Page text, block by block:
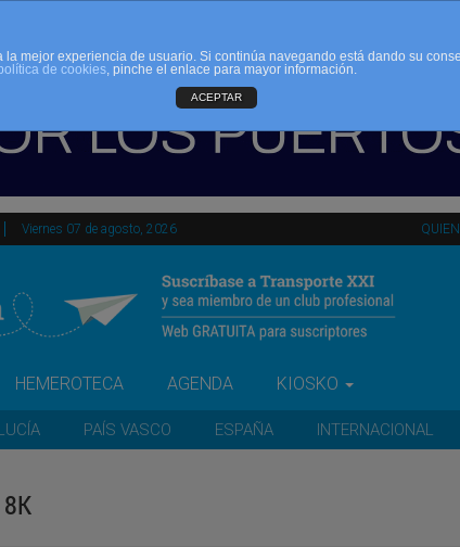
Viernes 07 de agosto, 2026
HEMEROTECA AGENDA KIOSKO
PAÍS VASCO ESPAÑA INTERNACIONAL
la mejor experiencia de usuario. Si continúa navegando está dando su
de cookies, pinche el enlace para mayor información.
ACEPTAR